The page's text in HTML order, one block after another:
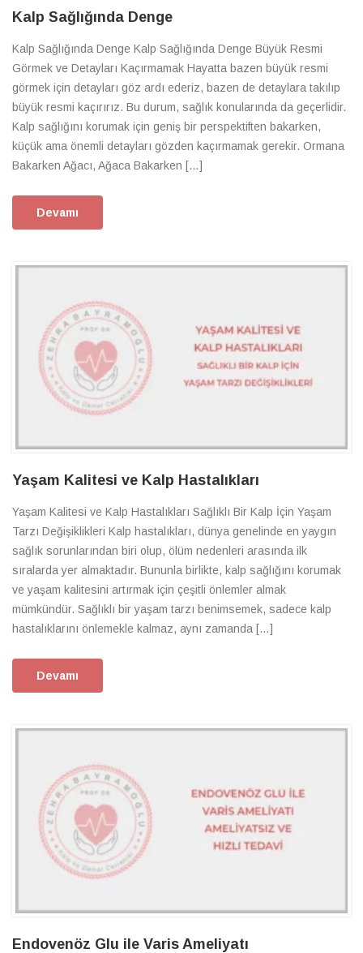
Kalp Sağlığında Denge
Kalp Sağlığında Denge Kalp Sağlığında Denge Büyük Resmi
Görmek ve Detayları Kaçırmamak Hayatta bazen büyük resmi
görmek için detayları göz ardı ederiz, bazen de detaylara takılıp
büyük resmi kaçırırız. Bu durum, sağlık konularında da geçerlidir.
Kalp sağlığını korumak için geniş bir perspektiften bakarken,
küçük ama önemli detayları gözden kaçırmamak gerekir. Ormana
Bakarken Ağacı, Ağaca Bakarken […]
Devamı
Yaşam Kalitesi ve Kalp Hastalıkları
Yaşam Kalitesi ve Kalp Hastalıkları Sağlıklı Bir Kalp İçin Yaşam
Tarzı Değişiklikleri Kalp hastalıkları, dünya genelinde en yaygın
sağlık sorunlarından biri olup, ölüm nedenleri arasında ilk
sıralarda yer almaktadır. Bununla birlikte, kalp sağlığını korumak
ve yaşam kalitesini artırmak için çeşitli önlemler almak
mümkündür. Sağlıklı bir yaşam tarzı benimsemek, sadece kalp
hastalıklarını önlemekle kalmaz, aynı zamanda […]
Devamı
Endovenöz Glu ile Varis Ameliyatı